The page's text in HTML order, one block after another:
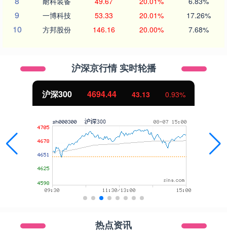
9 一博科技 53.33 20.01% 17.26%
10 方邦股份 146.16 20.00% 7.68%
沪深京行情 实时轮播
沪深300 4694.44 43.13 0.93%
热点资讯